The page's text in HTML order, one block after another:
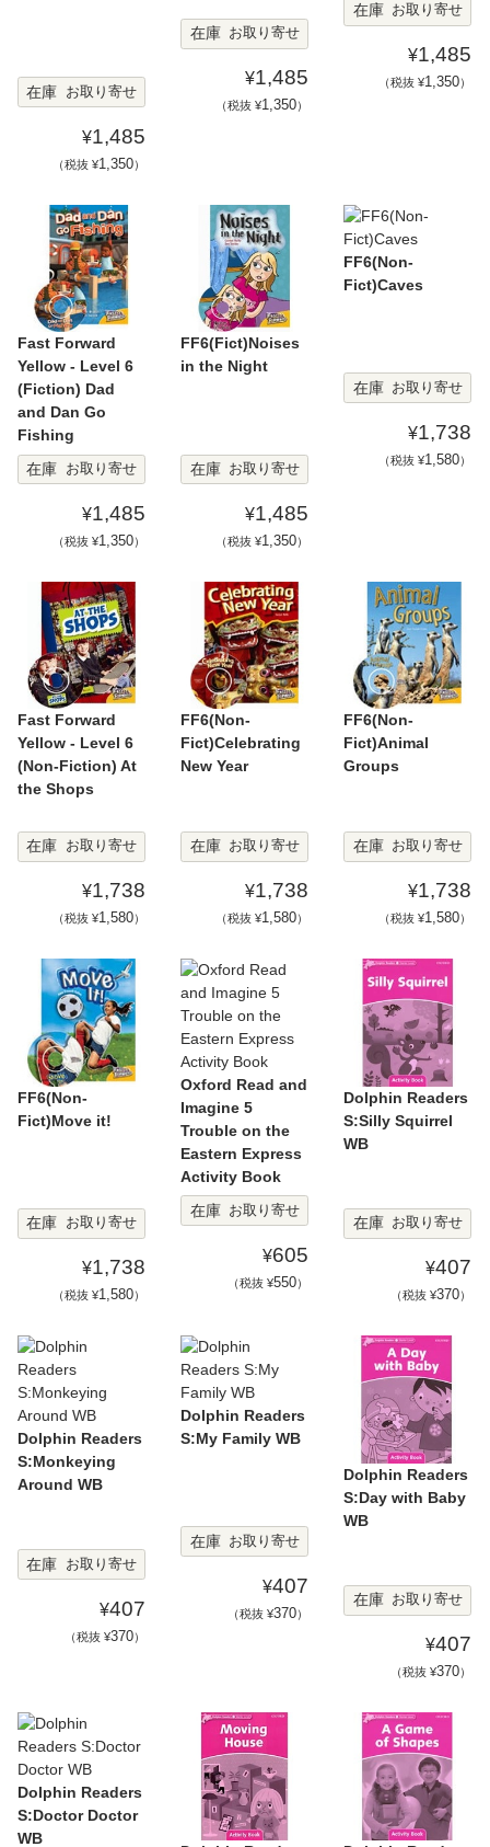
在庫 お取り寄せ
¥1,485
（税抜 ¥1,350）
在庫 お取り寄せ
¥1,485
（税抜 ¥1,350）
在庫 お取り寄せ
¥1,485
（税抜 ¥1,350）
Fast Forward
Yellow - Level 6
(Fiction) Dad
and Dan Go
Fishing
在庫
お取り寄せ
¥1,485
（税抜 ¥1,350）
FF6(Fict)Noises
in the Night
在庫 お取り寄せ
¥1,485
（税抜 ¥1,350）
FF6(Non-
Fict)Caves
在庫 お取り寄せ
¥1,738
（税抜 ¥1,580）
Fast Forward
Yellow - Level 6
(Non-Fiction) At
the Shops
在庫 お取り寄せ
¥1,738
（税抜 ¥1,580）
FF6(Non-
Fict)Celebrating
New Year
在庫 お取り寄せ
¥1,738
（税抜 ¥1,580）
FF6(Non-
Fict)Animal
Groups
在庫 お取り寄せ
¥1,738
（税抜 ¥1,580）
FF6(Non-
Fict)Move it!
在庫 お取り寄せ
¥1,738
（税抜 ¥1,580）
Oxford Read and
Imagine 5
Trouble on the
Eastern Express
Activity Book
在庫
お取り寄せ
¥605
（税抜 ¥550）
Dolphin Readers
S:Silly Squirrel
WB
在庫 お取り寄せ
¥407
（税抜 ¥370）
Dolphin Readers
S:Monkeying
Around WB
在庫 お取り寄せ
¥407
（税抜 ¥370）
Dolphin Readers
S:My Family WB
在庫 お取り寄せ
¥407
（税抜 ¥370）
Dolphin Readers
S:Day with Baby
WB
在庫 お取り寄せ
¥407
（税抜 ¥370）
Dolphin Readers
S:Doctor Doctor
WB